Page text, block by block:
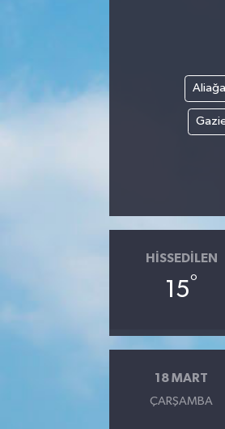
Aliağa
HISSEDILEN
15°
18 MART
ÇARŞAMBA